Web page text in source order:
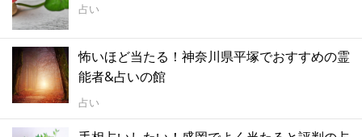
占い
怖いほど当たる！神奈川県平塚でおすすめの霊
能者&占いの館
占い